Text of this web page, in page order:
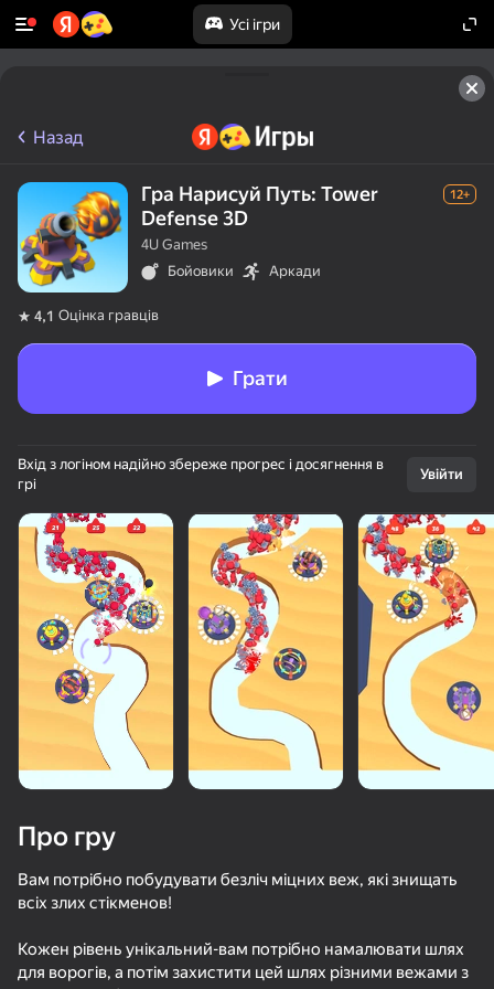
Усі ігри
50+ топ-ігор, у які грають
навіть ті, хто «не грає»
у які грають
Переглянути
Назад
Гра Нарисуй Путь: Tower
Defense 3D
12+
4U Games
Бойовики
Аркади
4,1 Оцінка гравців
Грати
Вхід з логіном надійно збереже прогрес і досягнення в
грі
Увійти
Про гру
Вам потрібно побудувати безліч міцних веж, які знищать
всіх злих стікменов!
Кожен рівень унікальний-вам потрібно намалювати шлях
для ворогів, а потім захистити цей шлях різними вежами з